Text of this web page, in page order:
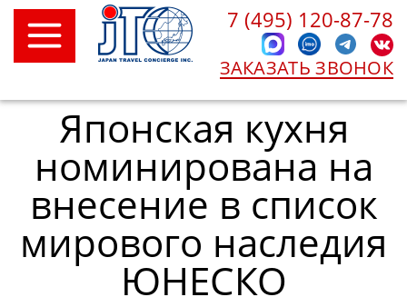
7 (495) 120-87-78
ЗАКАЗАТЬ ЗВОНОК
Японская кухня
номинирована на
внесение в список
мирового наследия
ЮНЕСКО